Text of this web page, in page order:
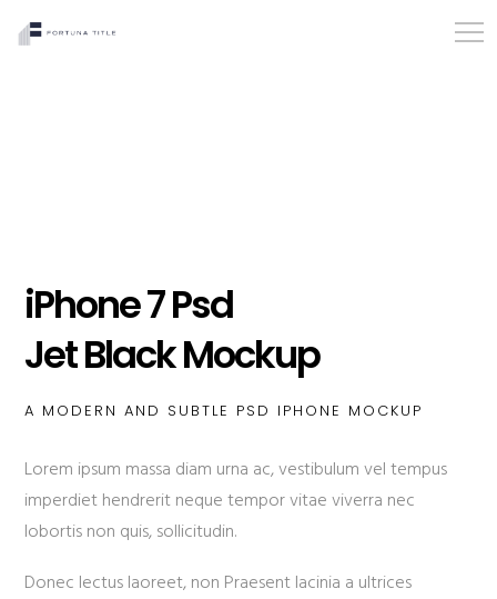
iPhone 7 Psd
Jet Black Mockup
A MODERN AND SUBTLE PSD IPHONE MOCKUP
Lorem ipsum massa diam urna ac, vestibulum vel tempus
imperdiet hendrerit neque tempor vitae viverra nec
lobortis non quis, sollicitudin.
Donec lectus laoreet, non Praesent lacinia a ultrices